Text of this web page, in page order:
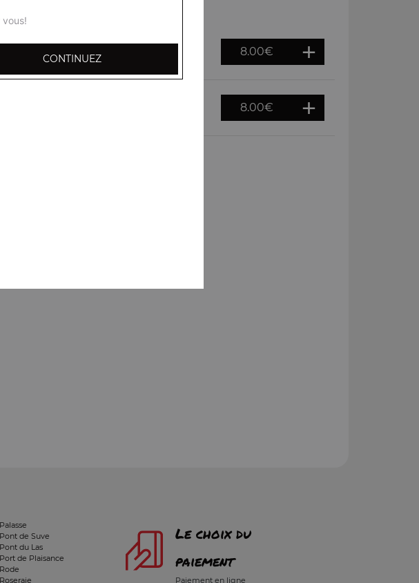
8.00€
8.00€
de Suve
du Las
de Plaisance
Le choix du
paiement
Paiement en ligne
CONTINUEZ